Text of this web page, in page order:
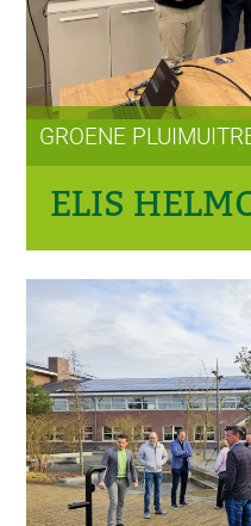
GROENE
ELIS